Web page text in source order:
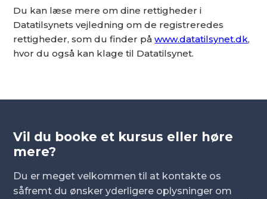
Du kan læse mere om dine rettigheder i
Datatilsynets vejledning om de registreredes
rettigheder, som du finder påwww.datatilsynet.dk,
hvor du også kan klage til Datatilsynet.
Vil du booke et kursus eller høre
mere?
Du er meget velkommen til at kontakte os
såfremt du ønsker yderligere oplysninger om